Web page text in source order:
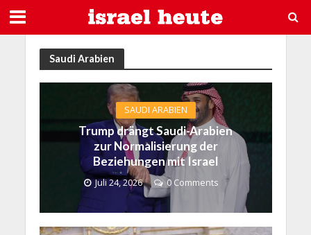
Saudi Arabien
SAUDI ARABIEN
Trump drängt Saudi-Arabien
zur Normalisierung der
Beziehungen mit Israel
Juli 24, 2026 0 Comments